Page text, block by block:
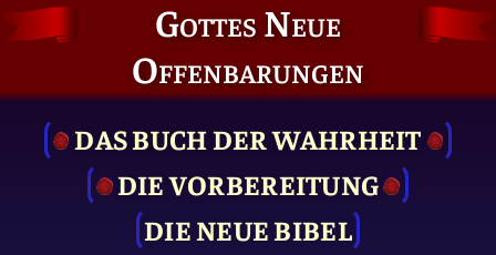
Gottes Neue
Offenbarungen
DAS BUCH DER WAHRHEIT
DIE VOR­BEREITUNG
DIE NEUE BIBEL